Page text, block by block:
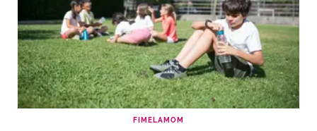
FIMELAMOM